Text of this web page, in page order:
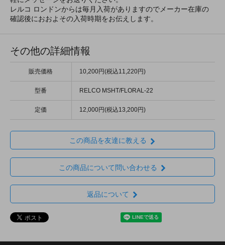
レルコ ロンドンからは毎月入荷がありますのでメーカー在庫の
確認後におおよその入荷時期をお伝えします。
その他の詳細情報
販売価格 10,200円(税込11,220円)
型番 RELCO MSHT/FLORAL-22
定価 12,000円(税込13,200円)
この商品を友達に教える
この商品について問い合わせる
返品について